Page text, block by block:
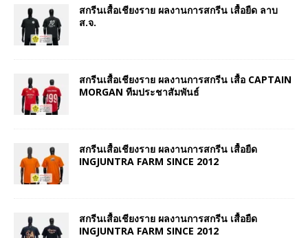
สกรีนเสื้อเชียงราย ผลงานการสกรีน เสื้อยืด ลาบ
ส.จ.
สกรีนเสื้อเชียงราย ผลงานการสกรีน เสื้อ CAPTAIN
MORGAN ทีมประชาสัมพันธ์
สกรีนเสื้อเชียงราย ผลงานการสกรีน เสื้อยืด
INGJUNTRA FARM SINCE 2012
สกรีนเสื้อเชียงราย ผลงานการสกรีน เสื้อยืด
INGJUNTRA FARM SINCE 2012